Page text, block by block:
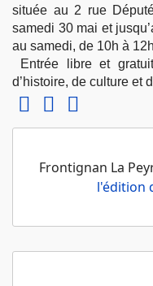
située au 2 rue
samedi 30 mai et
au samedi, de 10h à
Entrée libre et
d’histoire, de culture et
Frontignan La
l'édition